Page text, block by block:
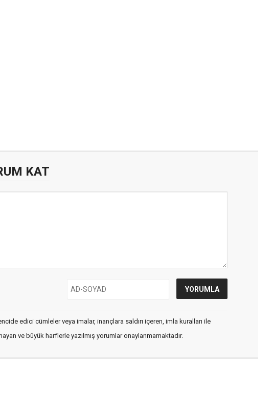
KAT
edici cümleler veya imalar, inançlara saldırı içeren, imla kuralları ile
ve büyük harflerle yazılmış yorumlar onaylanmamaktadır.